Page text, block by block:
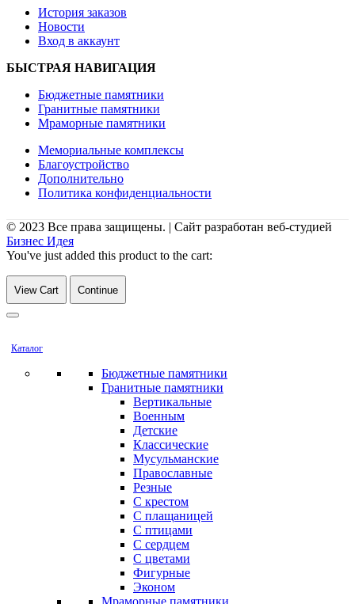
История заказов
Новости
Вход в аккаунт
БЫСТРАЯ НАВИГАЦИЯ
Бюджетные памятники
Гранитные памятники
Мраморные памятники
Мемориальные комплексы
Благоустройство
Дополнительно
Политика конфиденциальности
© 2023 Все права защищены. | Сайт разработан веб-студией
Бизнес Идея
You've just added this product to the cart:
View Cart Continue
Каталог
Бюджетные памятники
Гранитные памятники
Вертикальные
Военным
Детские
Классические
Мусульманские
Православные
Резные
С крестом
С плащаницей
С птицами
С сердцем
С цветами
Фигурные
Эконом